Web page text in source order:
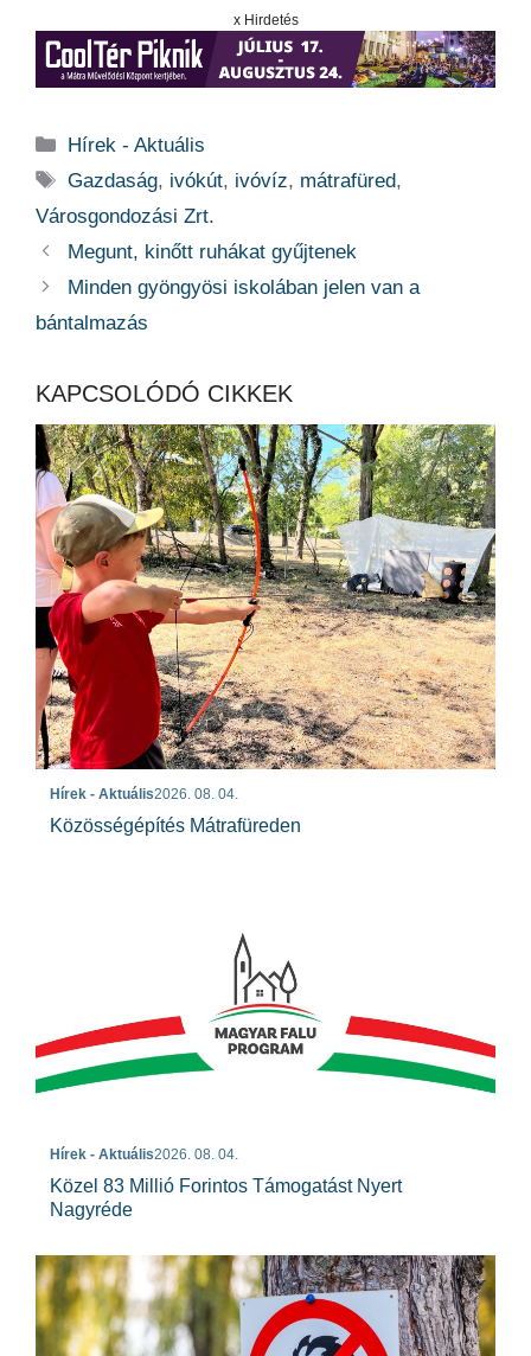
x Hirdetés
Kategória
Hírek - Aktuális
Címkék
Gazdaság, ivókút, ivóvíz, mátrafüred,
Városgondozási Zrt.
Megunt, kinőtt ruhákat gyűjtenek
Minden gyöngyösi iskolában jelen van a
bántalmazás
KAPCSOLÓDÓ CIKKEK
Hírek - Aktuális2026. 08. 04.
Közösségépítés Mátrafüreden
Hírek - Aktuális2026. 08. 04.
Közel 83 Millió Forintos Támogatást Nyert
Nagyréde